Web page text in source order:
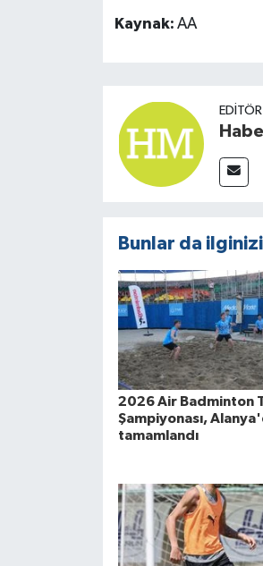
Kaynak: AA
Bunlar da
2026 Air Badminton
Şampiyonası,
tamamlandı